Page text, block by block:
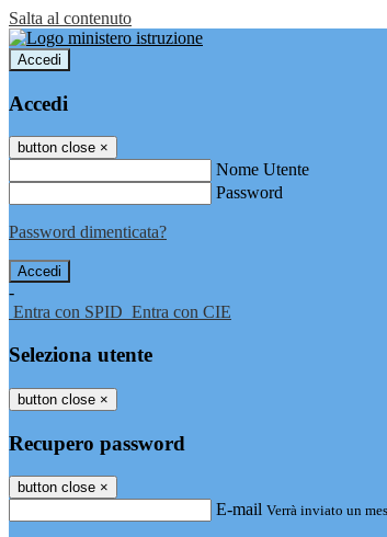
Salta al contenuto
Accedi
Accedi
button close ×
Nome Utente
Password
Password dimenticata?
-
Entra con SPID Entra con CIE
Seleziona utente
button close ×
Recupero password
button close ×
E-mail Verrà inviato un